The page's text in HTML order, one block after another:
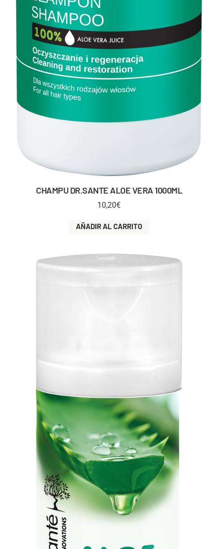
CHAMPU DR.SANTE ALOE VERA 1000ML
10,20€
AÑADIR AL CARRITO